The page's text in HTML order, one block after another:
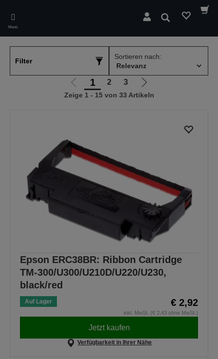
main
content
Menü
Suchen
Filter
Sortieren nach:
Zur
vorherigen
1 2 3
Zur
nächsten
Zeige 1 - 15 von 33 Artikeln
Epson ERC38BR: Ribbon Cartridge
TM-300/U300/U210D/U220/U230,
black/red
Auf Lager € 2,92
inkl. MwSt. (€ 2,43 ohne MwSt.)
Jetzt kaufen
Verfügbarkeit in Ihrer Nähe